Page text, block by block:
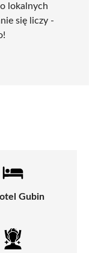
lokalnych
się liczy -
Gubin